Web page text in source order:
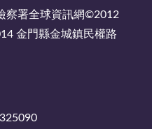
察署全球資訊網©2012
金門縣金城鎮民權路